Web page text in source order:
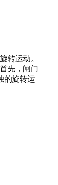
转运动。
先，闸门
的旋转运